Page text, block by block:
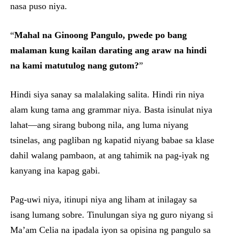
nasa puso niya.
“Mahal na Ginoong Pangulo, pwede po bang
malaman kung kailan darating ang araw na hindi
na kami matutulog nang gutom?”
Hindi siya sanay sa malalaking salita. Hindi rin niya
alam kung tama ang grammar niya. Basta isinulat niya
lahat—ang sirang bubong nila, ang luma niyang
tsinelas, ang pagliban ng kapatid niyang babae sa klase
dahil walang pambaon, at ang tahimik na pag-iyak ng
kanyang ina kapag gabi.
Pag-uwi niya, itinupi niya ang liham at inilagay sa
isang lumang sobre. Tinulungan siya ng guro niyang si
Ma’am Celia na ipadala iyon sa opisina ng pangulo sa